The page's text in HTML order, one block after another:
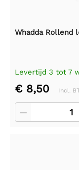
Whadda
Levertijd 3 tot 7
€ 8,50 Incl.